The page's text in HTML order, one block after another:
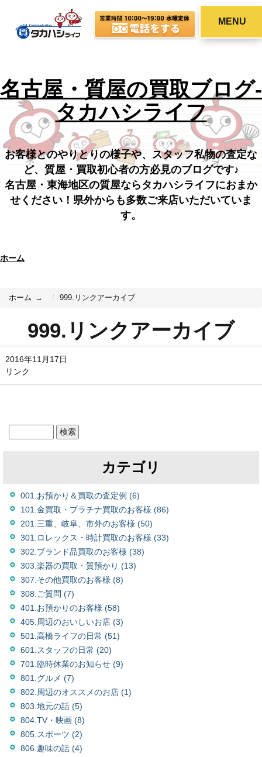
MENU
名古屋・質屋の買取ブログ-
タカハシライフ
お客様とのやりとりの様子や、スタッフ私物の査定な
ど、質屋・買取初心者の方必見のブログです♪
名古屋・東海地区の質屋ならタカハシライフにおまか
せください！県外からも多数ご来店いただいていま
す。
ホーム
ホーム 999.リンクアーカイブ
999.リンクアーカイブ
2016年11月17日
リンク
カテゴリ
001.お預かり＆買取の査定例 (6)
101.金買取・プラチナ買取のお客様 (86)
201.三重、岐阜、市外のお客様 (50)
301.ロレックス・時計買取のお客様 (33)
302.ブランド品買取のお客様 (38)
303.楽器の買取・質預かり (13)
307.その他買取のお客様 (8)
308.ご質問 (7)
401.お預かりのお客様 (58)
405.周辺のおいしいお店 (3)
501.高橋ライフの日常 (51)
601.スタッフの日常 (20)
701.臨時休業のお知らせ (9)
801.グルメ (7)
802.周辺のオススメのお店 (1)
803.地元の話 (5)
804.TV・映画 (8)
805.スポーツ (2)
806.趣味の話 (4)